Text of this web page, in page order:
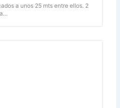
a unos 25 mts entre ellos. 2